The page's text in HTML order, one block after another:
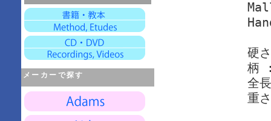
メーカーで探す
硬
柄
全
重